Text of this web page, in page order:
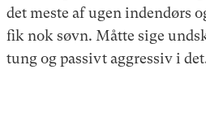
det meste af ugen indendørs
fik nok søvn. Måtte sige
tung og passivt aggressiv i